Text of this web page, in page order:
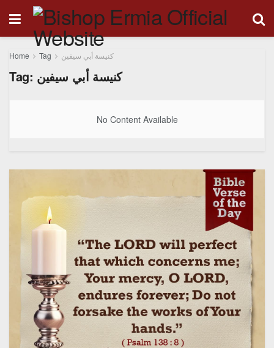
Home Tag كنيسة أبي سيفين
Tag: كنيسة أبي سيفين
No Content Available